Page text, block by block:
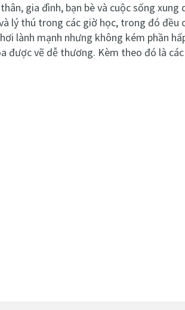
gia đình, bạn bè và cuộc sống xung
lý thú trong các giờ học, trong đó đều
lành mạnh nhưng không kém phần
vẽ dễ thương. Kèm theo đó là